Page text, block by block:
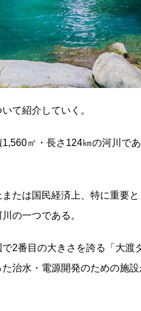
て紹介していく。
㎡・長さ124㎞の河川で
たは国民経済上、特に重要
の一つである。
2番目の大きさを誇る「大渡
治水・電源開発のための施設